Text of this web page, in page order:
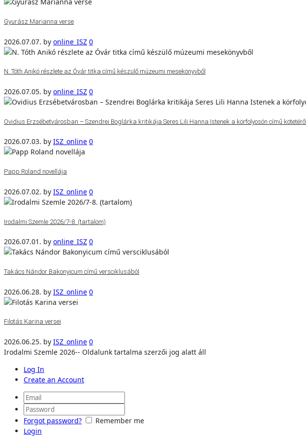
Gyurász Marianna verse
2026.07.07. by online_ISZ 0
N. Tóth Anikó részlete az Óvár titka című készülő múzeumi mesekönyvből
2026.07.05. by online_ISZ 0
Ovidius Erzsébetvárosban – Szendrei Boglárka kritikája Seres Lili Hanna Istenek a körfolyosón című kötetéről
2026.07.03. by ISZ_online 0
Papp Roland novellája
2026.07.02. by ISZ_online 0
Irodalmi Szemle 2026/7-8. (tartalom)
2026.07.01. by online_ISZ 0
Takács Nándor Bakonyicum című versciklusából
2026.06.28. by ISZ_online 0
Filotás Karina versei
2026.06.25. by ISZ_online 0
Irodalmi Szemle 2026-- Oldalunk tartalma szerzői jog alatt áll
Log In
Create an Account
Forgot password?
Remember me
Login